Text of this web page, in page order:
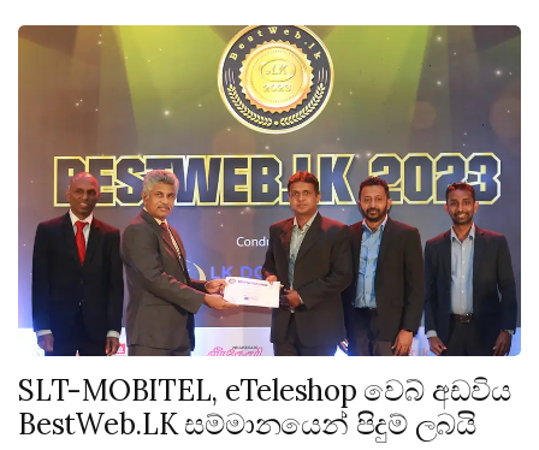
SLT-MOBITEL, eTeleshop වෙබ් අඩවිය
BestWeb.LK සම්මානයෙන් පිදුම් ලබයි